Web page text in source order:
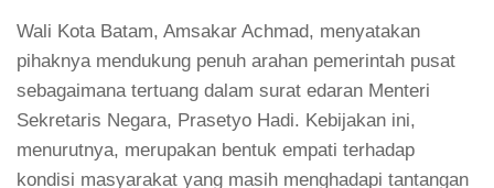
Wali Kota Batam, Amsakar Achmad, menyatakan
pihaknya mendukung penuh arahan pemerintah pusat
sebagaimana tertuang dalam surat edaran Menteri
Sekretaris Negara, Prasetyo Hadi. Kebijakan ini,
menurutnya, merupakan bentuk empati terhadap
kondisi masyarakat yang masih menghadapi tantangan